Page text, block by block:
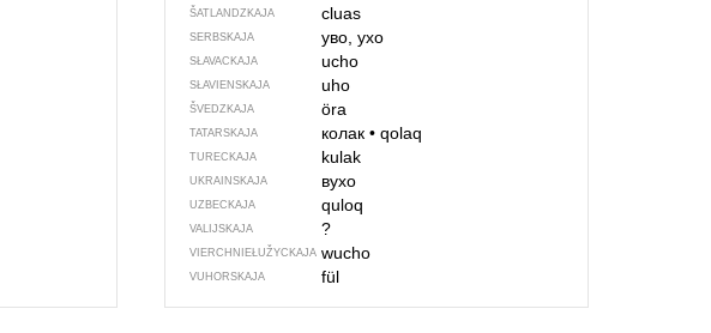
ŠATLANDZKAJA cluas
SERBSKAJA уво, ухо
SŁAVACKAJA ucho
SŁAVIENSKAJA uho
ŠVEDZKAJA öra
TATARSKAJA колак• qolaq
TURECKAJA kulak
UKRAINSKAJA вухо
UZBECKAJA quloq
VALIJSKAJA ?
VIERCHNIE­ŁUŽYCKAJA wucho
VUHORSKAJA fül